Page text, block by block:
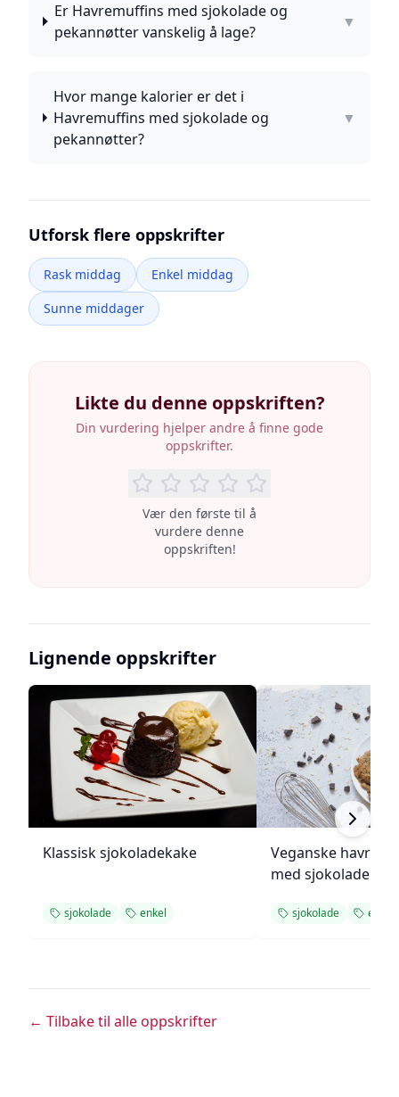
Er Havremuffins med sjokolade og
pekannøtter vanskelig å lage?
▼
Hvor mange kalorier er det i
Havremuffins med sjokolade og
pekannøtter?
▼
Utforsk flere oppskrifter
Rask middag
Enkel middag
Sunne middager
Likte du denne oppskriften?
Din vurdering hjelper andre å finne gode
oppskrifter.
Vær den første til å
vurdere denne
oppskriften!
Lignende oppskrifter
Klassisk sjokoladekake
sjokolade enkel
Veganske
med sjokolade
sjokolade enkel
← Tilbake til alle oppskrifter